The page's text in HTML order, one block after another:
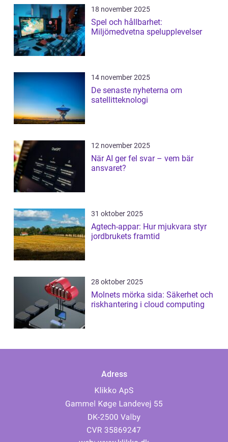
18 november 2025
Spel och hållbarhet:
Miljömedvetna spelupplevelser
14 november 2025
De senaste nyheterna om
satellitteknologi
12 november 2025
När AI ger fel svar – vem bär
ansvaret?
31 oktober 2025
Agtech-appar: Hur mjukvara styr
jordbrukets framtid
28 oktober 2025
Molnets mörka sida: Säkerhet och
riskhantering i cloud computing
Adress